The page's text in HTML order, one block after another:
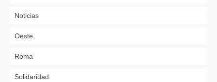
Noticias
Oeste
Roma
Solidaridad